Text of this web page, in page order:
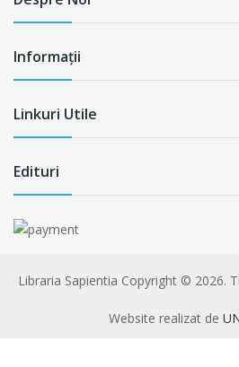
Informații
Linkuri Utile
Edituri
Libraria Sapientia Copyright © 2026.
Website realizat de